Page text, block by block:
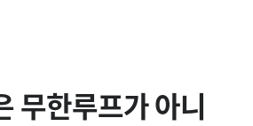
한루프가 아니